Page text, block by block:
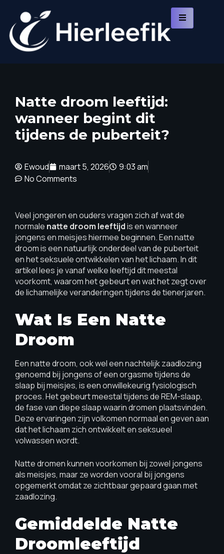
Natte droom leeftijd:
wanneer begint dit
tijdens de puberteit?
Ewoud maart 5, 2026
9:03 am
No Comments
Veel jongeren en ouders vragen zich af wat de
normale natte droom leeftijdis en wanneer
jongens en meisjes hiermee beginnen. Een natte
droom is een natuurlijk onderdeel van de puberteit
en het seksuele ontwikkelen van het lichaam. In dit
artikel lees je vanaf welke leeftijd dit meestal
voorkomt, waarom het gebeurt en wat het zegt over
de lichamelijke veranderingen tijdens de tienerjaren.
Wat Is Een Natte
Droom
Een natte droom, ook wel een nachtelijk zaadlozing
genoemd bij jongens of een orgasme tijdens de
slaap bij meisjes, is een onwillekeurig fysiologisch
proces. Het gebeurt meestal tijdens de REM-slaap,
de fase van diepe slaap waarin dromen plaatsvinden.
Deze ervaringen zijn volkomen normaal en geven aan
dat het lichaam zich ontwikkelt en seksueel
volwassen wordt.
Natte dromen kunnen voorkomen bij zowel jongens
als meisjes, maar ze worden vooral bij jongens
opgemerkt omdat ze zichtbaar gepaard gaan met
zaadlozing.
Gemiddelde Natte
Droomleeftijd